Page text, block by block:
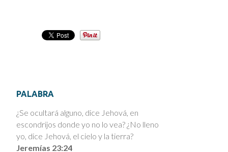
PALABRA
¿Se ocultará alguno, dice Jehová, en
escondrijos donde yo no lo vea? ¿No lleno
yo, dice Jehová, el cielo y la tierra?
Jeremías 23:24